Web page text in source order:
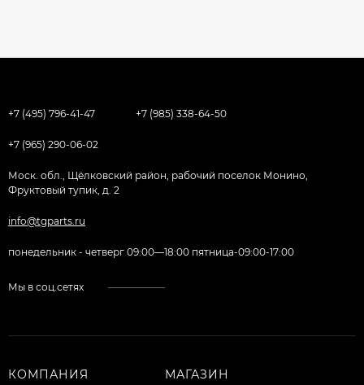
+7 (495) 796-41-47 +7 (985) 338-64-50
+7 (965) 290-06-02
Моск. обл., Щёлковский район, рабочий поселок Монино,
Фруктовый тупик, д. 2
info@tgparts.ru
понедельник - четверг 09:00—18:00 пятница-09:00-17:00
Мы в соц.сетях
КОМПАНИЯ МАГАЗИН